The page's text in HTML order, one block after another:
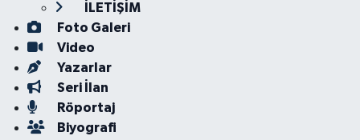
İLETİŞİM
Foto Galeri
Video
Yazarlar
Seri İlan
Röportaj
Biyografi